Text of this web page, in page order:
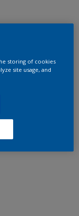
storing of cookies
site usage, and